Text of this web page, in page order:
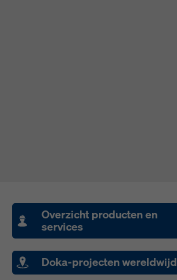
Overzicht producten en
services
Doka-projecten wereldwijd